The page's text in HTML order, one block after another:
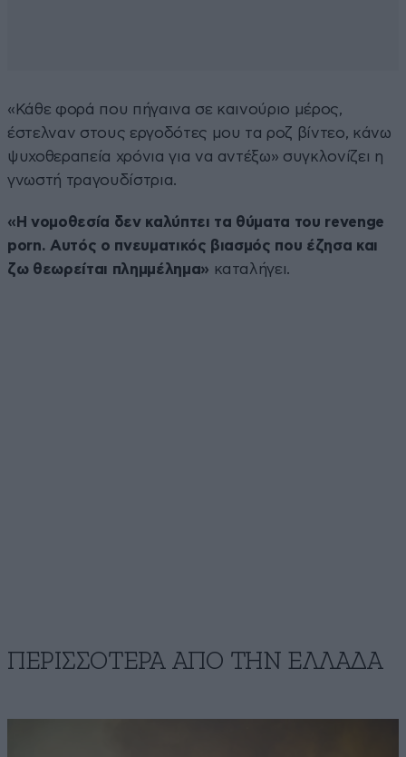
«Κάθε φορά που πήγαινα σε καινούριο μέρος,
έστελναν στους εργοδότες μου τα ροζ βίντεο, κάνω
ψυχοθεραπεία χρόνια για να αντέξω» συγκλονίζει η
γνωστή τραγουδίστρια.
«Η νομοθεσία δεν καλύπτει τα θύματα του revenge
porn. Αυτός ο πνευματικός βιασμός που έζησα και
ζω θεωρείται πλημμέλημα» καταλήγει.
ΠΕΡΙΣΣΟΤΕΡΑ ΑΠΟ ΤΗΝ ΕΛΛΑΔΑ